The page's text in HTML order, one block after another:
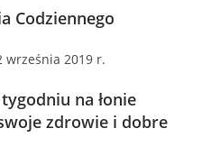
Codziennego
września 2019 r.
na łonie
zdrowie i dobre